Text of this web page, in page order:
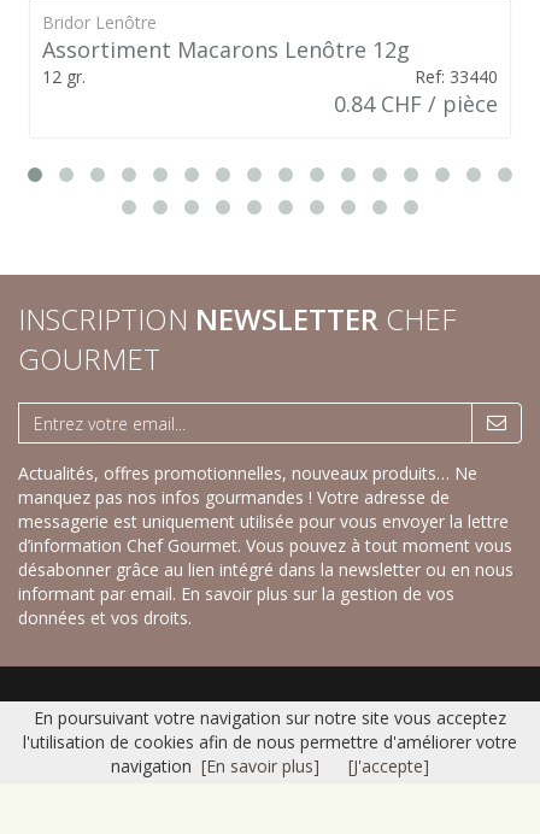
Bridor Lenôtre
Assortiment Macarons Lenôtre 12g
12 gr. Ref: 33440
0.84 CHF / pièce
INSCRIPTION NEWSLETTER CHEF
GOURMET
Actualités, offres promotionnelles, nouveaux produits… Ne
manquez pas nos infos gourmandes ! Votre adresse de
messagerie est uniquement utilisée pour vous envoyer la lettre
d’information Chef Gourmet. Vous pouvez à tout moment vous
désabonner grâce au lien intégré dans la newsletter ou en nous
informant par email. En savoir plus sur la gestion de vos
données et vos droits.
Accueil |Nos savoureux desserts sucrés| Nos recettes créatives salées
Gamme Fraîche| Catalogue|Contact|Plan du site|Mentions légales
© 2016 CHEF GOURMET - Réalisation Bexter
En poursuivant votre navigation sur notre site vous acceptez
l'utilisation de cookies afin de nous permettre d'améliorer votre
navigation [En savoir plus] [J'accepte]